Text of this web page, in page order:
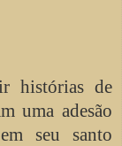
histórias de
uma adesão
seu santo